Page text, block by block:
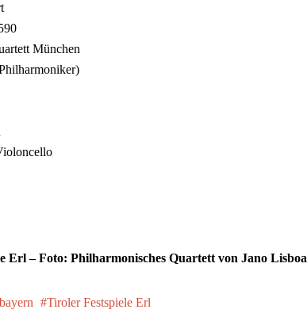
München
Erl – Foto: Philharmonisches Quartett von Jano Lisboa
Tiroler Festspiele Erl